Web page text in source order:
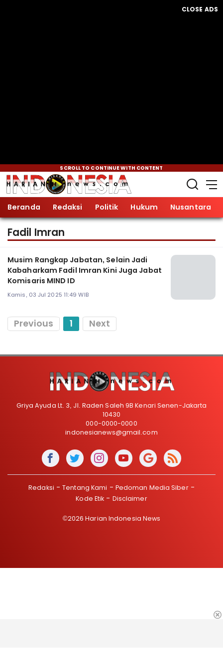
CLOSE ADS
SCROLL TO CONTINUE WITH CONTENT
Beranda Redaksi Politik Hukum Nusantara
Fadil Imran
Musim Rangkap Jabatan, Selain Jadi
Kabaharkam Fadil Imran Kini Juga Jabat
Komisaris MIND ID
Kamis, 03 Jul 2025 11:49 WIB
Previous 1 Next
Griya Ayuda Lt. 3, Jl. Raden Saleh 9B Kenari Senen-Jakarta
10430
000-0000-0000
indonesianews@gmail.com
Redaksi Tentang Kami
Pedoman Media Siber
Kode Etik
Disclaimer
©2026 Harian Indonesia News